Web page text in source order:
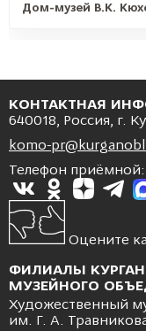
Дом-музей В.К.
КОНТАКТНАЯ
640018, Россия, г.
komo-
Телефон приёмной:
Оцените
ФИЛИАЛЫ
МУЗЕЙНОГО
Художественный
им. Г. А.